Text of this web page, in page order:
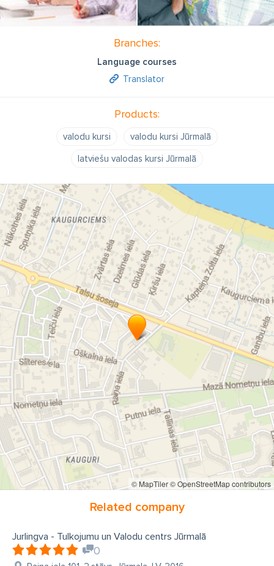
Branches:
Language courses
Translator
Products:
valodu kursi
valodu kursi Jūrmalā
latviešu valodas kursi Jūrmalā
© MapTiler© OpenStreetMap contributors
Related company
Jurlingva - Tulkojumu un Valodu centrs Jūrmalā
0